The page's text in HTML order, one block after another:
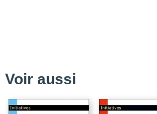
Voir aussi